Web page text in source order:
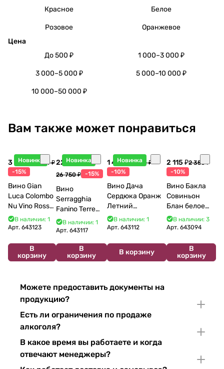
Красное
Белое
Розовое
Оранжевое
Цена
До 500 ₽
1 000–3 000 ₽
3 000–5 000 ₽ 5 000–10 000 ₽
10 000–50 000 ₽
Вам также может понравиться
Новинка
3 998 ₽4 704 ₽
-15%
Вино Gian
Luca Colombo
Nu Vino Rosso
2025 750 мл
В наличии: 1
Арт. 643123
В
корзину
Новинка
22 738 ₽
26 750 ₽ -15%
Вино
Serragghia
Fanino Terre
Siciliane IGP
2022 750 мл
В наличии: 1
Арт.643117
В
корзину
Новинка
1 440 ₽1 600 ₽
-10%
Вино Дача
Сердюка Оранж
Летний
Сибирьковый
2024 750 мл
В наличии: 1
Арт. 643112
В корзину
2 115 ₽2 350 ₽
-10%
Вино Бакла
Совиньон
Блан белое
сухое 750 мл
12%
В наличии: 3
Арт.643094
В
корзину
Можете предоставить документы на
продукцию?
Есть ли ограничения по продаже
алкоголя?
В какое время вы работаете и когда
отвечают менеджеры?